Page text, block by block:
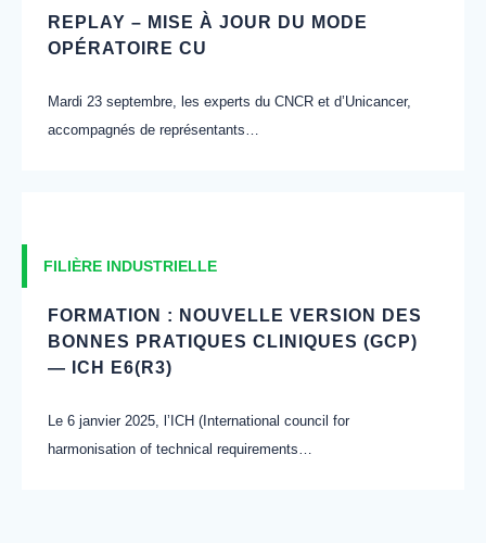
REPLAY – MISE À JOUR DU MODE
OPÉRATOIRE CU
Mardi 23 septembre, les experts du CNCR et d’Unicancer,
accompagnés de représentants…
FILIÈRE INDUSTRIELLE
FORMATION : NOUVELLE VERSION DES
BONNES PRATIQUES CLINIQUES (GCP)
— ICH E6(R3)
Le 6 janvier 2025, l’ICH (International council for
harmonisation of technical requirements…